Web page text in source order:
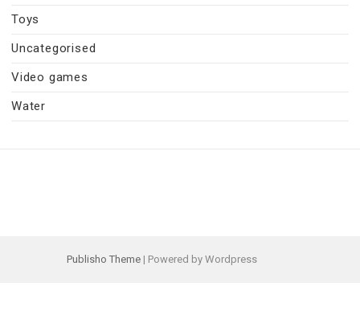
Toys
Uncategorised
Video games
Water
Publisho Theme | Powered by Wordpress